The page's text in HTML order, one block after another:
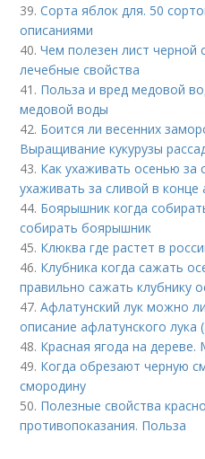
39.Сорта яблок для. 50
описаниями
40.Чем полезен лист черной
лечебные свойства
41. Польза и вред медовой
медовой воды
42. Боится ли весенних
Выращивание кукурузы
43. Как ухаживать осенью за
ухаживать за сливой в конце
44. Боярышник когда
собирать боярышник
45. Клюква где растет в
46. Клубника когда сажать
правильно сажать клубнику
47.Афлатунский лук можно
описание афлатунского лука
48. Красная ягода на дереве.
49. Когда обрезают черную
смородину
50. Полезные свойства
противопоказания. Польза